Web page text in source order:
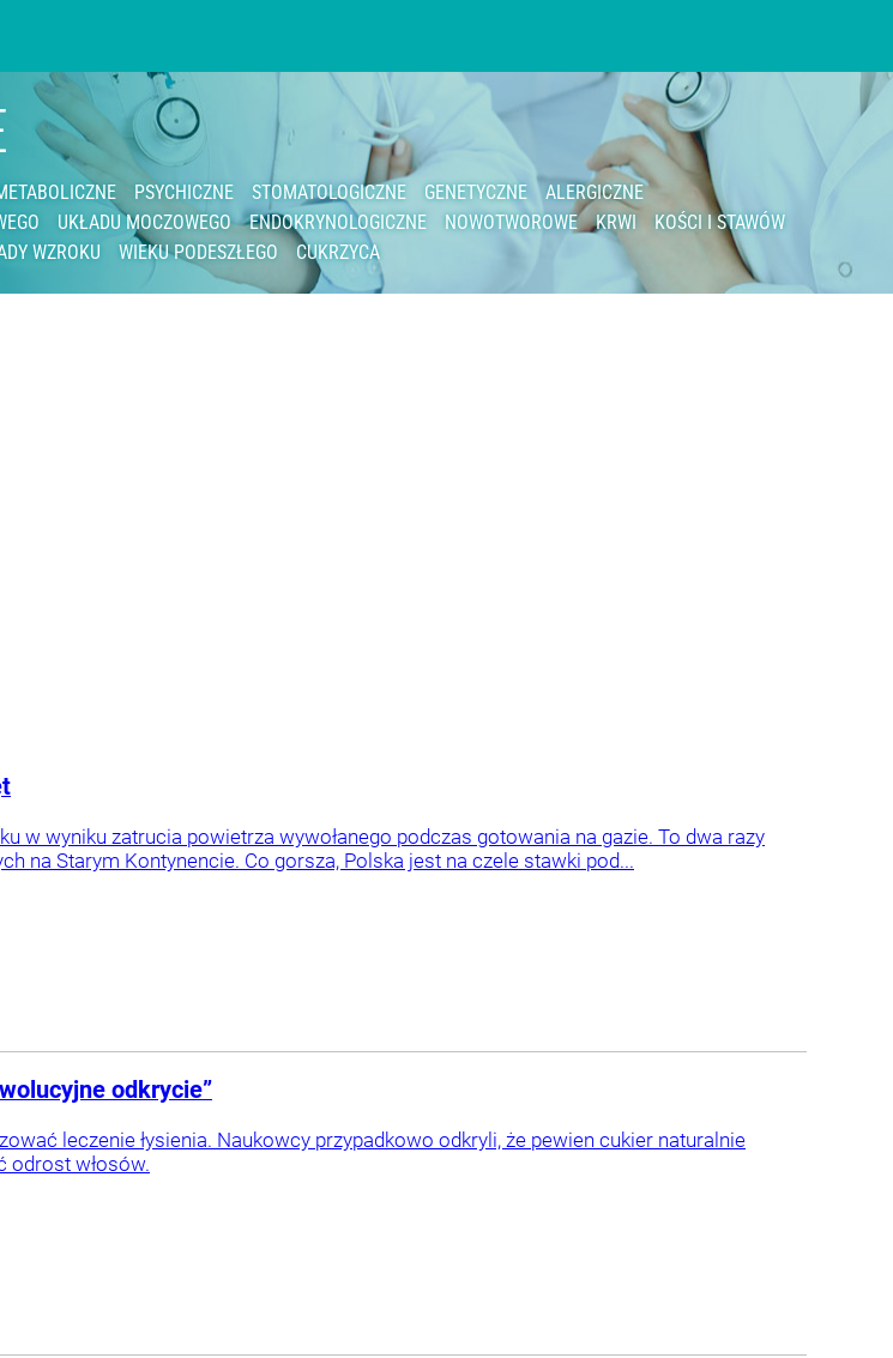
PSYCHICZNE STOMATOLOGICZNE GENETYCZNE
ALERGICZNE
UKŁADU MOCZOWEGO ENDOKRYNOLOGICZNE NOWOTWOROWE KRWI
KOŚCI I STAWÓW
WZROKU WIEKU PODESZŁEGO CUKRZYCA
w wyniku zatrucia powietrza wywołanego podczas gotowania na gazie. To dwa razy
na Starym Kontynencie. Co gorsza, Polska jest na czele stawki pod...
odkrycie”
leczenie łysienia. Naukowcy przypadkowo odkryli, że pewien cukier naturalnie
odrost włosów.